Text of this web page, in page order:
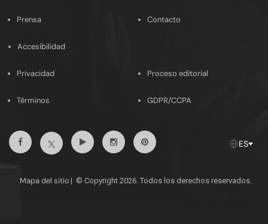
Prensa Contacto
Accesibilidad
Privacidad Proceso editorial
Términos GDPR/CCPA
FacebookTwitterYoutubeInstagramPinterest ES
Mapa del sitio | © Copyright 2026. Todos los derechos reservados.